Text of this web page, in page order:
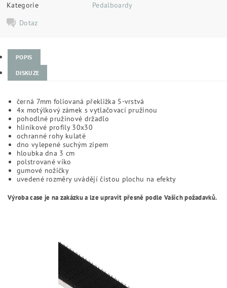
Kategorie
Pedalboardy
Dotaz
POPIS
DISKUZE
černá 7mm foliovaná překližka 5-vrstvá
4x motýlkový zámek s vytlačovací pružinou
pohodlné pružinové držadlo
hliníkové profily 30x30
ochranné rohy kulaté
dno vylepené suchým zipem
hloubka dna 3 cm
polstrované víko
gumové nožičky
uvedené rozměry uvádějí čistou plochu na efekty
Výroba case je na zakázku a lze upravit přesně podle Vašich požadavků.